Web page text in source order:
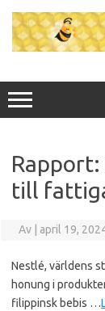
innehåll
till
Av april 19,
Nestlé, världens
honung i
filippinsk bebis …